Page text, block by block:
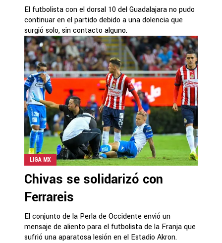
El futbolista con el dorsal 10 del Guadalajara no pudo
continuar en el partido debido a una dolencia que
surgió solo, sin contacto alguno.
LIGA MX
Chivas se solidarizó con
Ferrareis
El conjunto de la Perla de Occidente envió un
mensaje de aliento para el futbolista de la Franja que
sufrió una aparatosa lesión en el Estadio Akron.